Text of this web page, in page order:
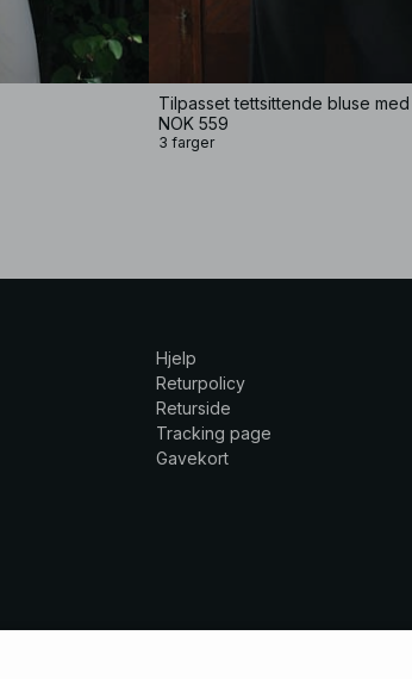
NOK 559
3 farger
Hjelp
Returpolicy
Returside
Tracking page
Gavekort